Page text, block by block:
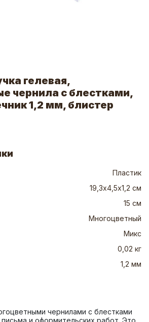
гелевая,
чернила с блестками,
1,2 мм, блистер
Пластик
19,3х4,5х1,2 см
15 см
Многоцветный
Микс
0,02 кг
1,2 мм
чернилами с блестками
и оформительских работ. Это